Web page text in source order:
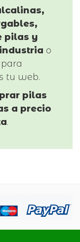
pilas y
o
tu web.
pilas
a precio
.